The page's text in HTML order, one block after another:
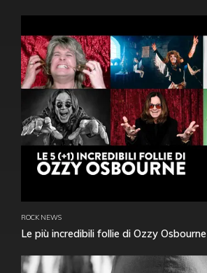
ROCK NEWS
Le più incredibili follie di Ozzy Osbourne